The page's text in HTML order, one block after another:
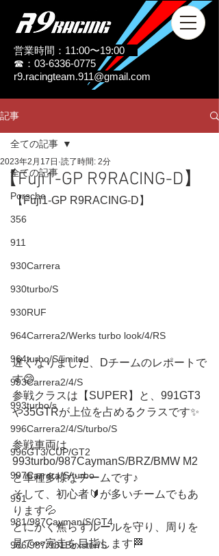
営業時間：11:00〜19:00
☎：03-6336-0775
r9.racingteam.911@gmail.com
記事
全ての記事
Porsche
356
911
930Carrera
930turbo/S
930RUF
964Carrera2/Werks turbo look/4/RS
964turbo/S/limited
993Carrera2/4/S
993turbo/s
996Carrera2/4/S/turbo/S
996GT3/CUP/GT2
997Carrera/S/turbo
991
981/987Cayman/S/GT4
986/987/981Boxster/S
全ての記事
【Fuji1-GP R9RACING-D】
2023年2月17日 読了時間: 2分
【Fuji1-GP R9RACING-D】
遅くなりました、Dチームのレポートで
す😊
参戦クラスは【SUPER】と、991GT3
や35GTRが上位を占めるクラスです✨
参戦車両は
993turbo/987CaymanS/BRZ/BMW M2
と車種多様なチームです♪
そして、初心者🔰が多いチームでもあ
ります💦
とにかく焦らずルールを守り、周りを
見て👀完走を目指します🏁